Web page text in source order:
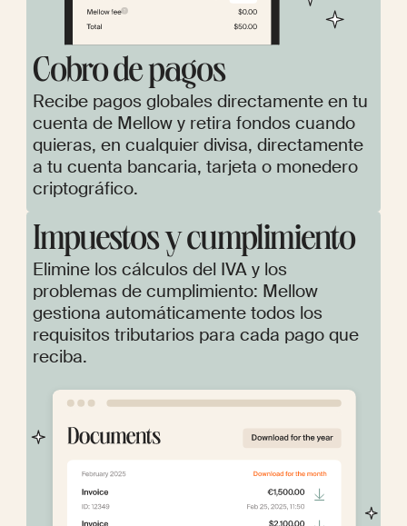
Cobro de pagos
Recibe pagos globales directamente en tu
cuenta de Mellow y retira fondos cuando
quieras, en cualquier divisa, directamente
a tu cuenta bancaria, tarjeta o monedero
criptográfico.
Impuestos y cumplimiento
Elimine los cálculos del IVA y los
problemas de cumplimiento: Mellow
gestiona automáticamente todos los
requisitos tributarios para cada pago que
reciba.